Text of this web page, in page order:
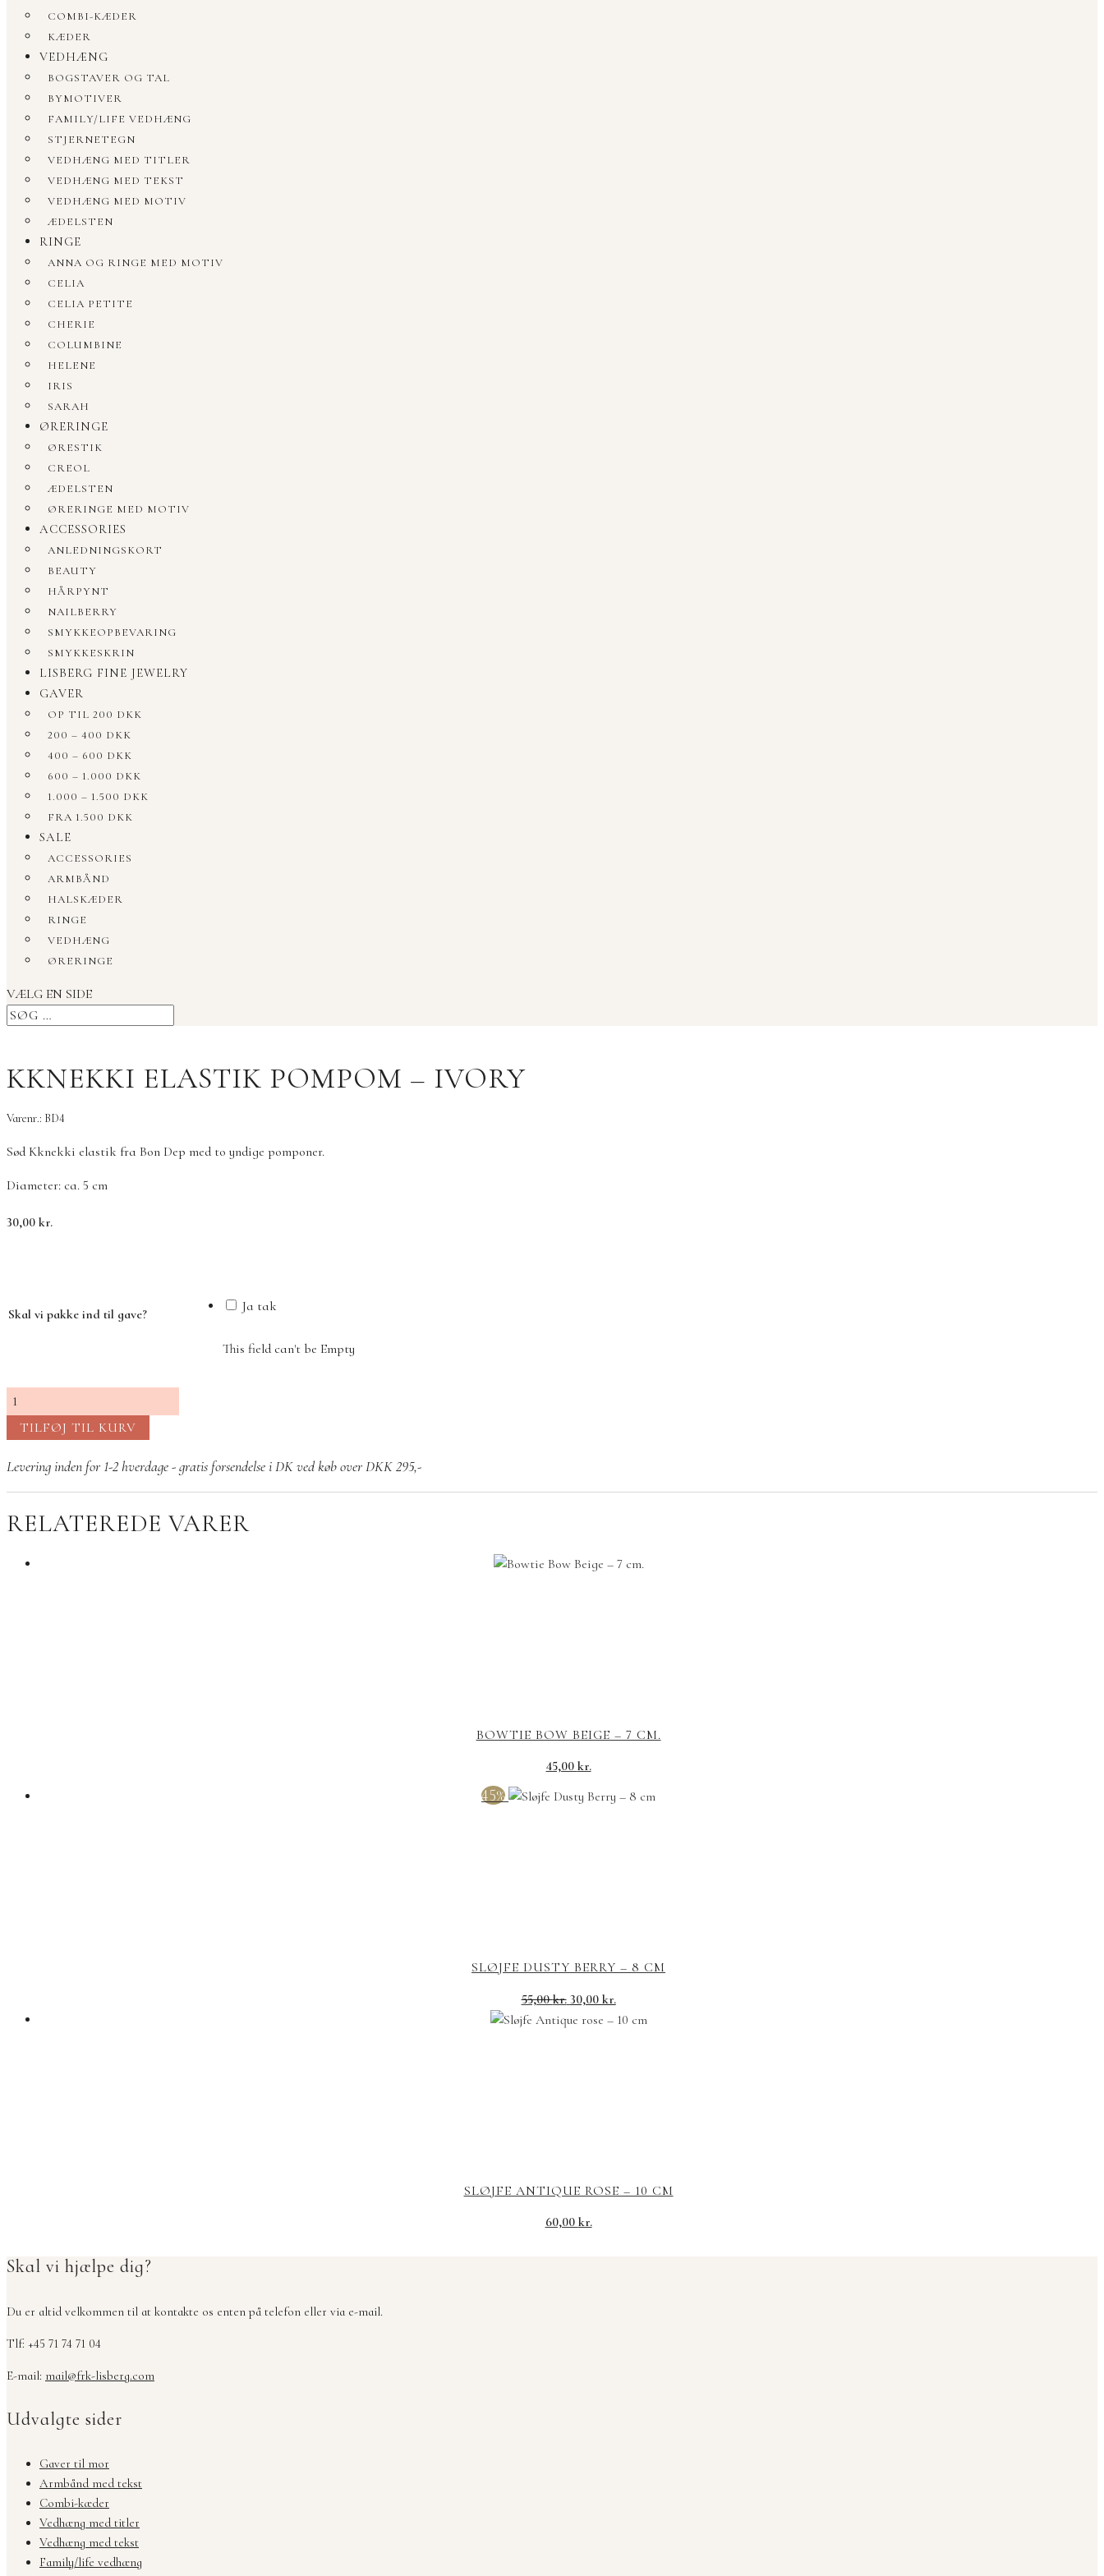
COMBI-KÆDER
KÆDER
VEDHÆNG
BOGSTAVER OG TAL
BYMOTIVER
FAMILY/LIFE VEDHÆNG
STJERNETEGN
VEDHÆNG MED TITLER
VEDHÆNG MED TEKST
VEDHÆNG MED MOTIV
ÆDELSTEN
RINGE
ANNA OG RINGE MED MOTIV
CELIA
CELIA PETITE
CHERIE
COLUMBINE
HELENE
IRIS
SARAH
ØRERINGE
ØRESTIK
CREOL
ÆDELSTEN
ØRERINGE MED MOTIV
ACCESSORIES
ANLEDNINGSKORT
BEAUTY
HÅRPYNT
NAILBERRY
SMYKKEOPBEVARING
SMYKKESKRIN
LISBERG FINE JEWELRY
GAVER
OP TIL 200 DKK
200 – 400 DKK
400 – 600 DKK
600 – 1.000 DKK
1.000 – 1.500 DKK
FRA 1.500 DKK
SALE
ACCESSORIES
ARMBÅND
HALSKÆDER
RINGE
VEDHÆNG
ØRERINGE
VÆLG EN SIDE
KKNEKKI ELASTIK POMPOM – IVORY
Varenr.: BD4
Sød Kknekki elastik fra Bon Dep med to yndige pomponer.
Diameter: ca. 5 cm
30,00 kr.
Skal vi pakke ind til gave? Ja tak
This field can't be Empty
Kknekki
elastik
pompom
-
TILFØJ TIL KURV
Levering inden for 1-2 hverdage - gratis forsendelse i DK ved køb over DKK 295,-
RELATEREDE VARER
BOWTIE BOW BEIGE – 7 CM.
45,00 kr.
45%
SLØJFE DUSTY BERRY – 8 CM
55,00kr. Den
oprindelige
30,00 kr.Den
aktuelle
SLØJFE ANTIQUE ROSE – 10 CM
60,00 kr.
Skal vi hjælpe dig?
Du er altid velkommen til at kontakte os enten på telefon eller via e-mail.
Tlf: +45 71 74 71 04
E-mail: mail@frk-lisberg.com
Udvalgte sider
Gaver til mor
Armbånd med tekst
Combi-kæder
Vedhæng med titler
Vedhæng med tekst
Family/life vedhæng